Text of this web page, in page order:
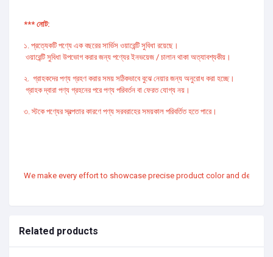
*** নোট:
১. প্রত্যেকটি পণ্যে এক বছরের সার্ভিস ওয়ারেন্টি সুবিধা রয়েছে।
ওয়ারেন্টি সুবিধা উপভোগ করার জন্য পণ্যের ইনভয়েজ / চালান থাকা অত্যাবশ্যকীয়।
২. গ্রাহকদের পণ্য গ্রহণ করার সময় সঠিকভাবে বুঝে নেয়ার জন্য অনুরোধ করা হচ্ছে।
গ্রাহক দ্বারা পণ্য গ্রহনের পরে পণ্য পরিবর্তন বা ফেরত যোগ্য নয়।
৩. স্টকে পণ্যের স্বল্পতার কারণে পণ্য সরবরাহের সময়কাল পরিবর্তিত হতে পারে।
We make every effort to showcase precise product color and design
Related products